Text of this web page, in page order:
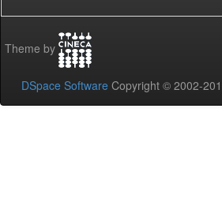
Theme by
DSpace Software Copyright © 2002-